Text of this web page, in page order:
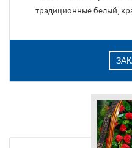
традиционные белый,